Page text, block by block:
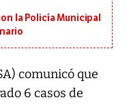
la Policía Municipal
comunicó que
6 casos de